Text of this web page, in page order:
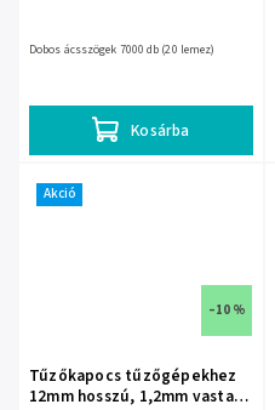
Kosárba
Dobos ácsszögek 7000 db (20 lemez)
Akció
–10 %
Tűzőkapocs tűzőgépekhez
12mm hosszú, 1,2mm vastag